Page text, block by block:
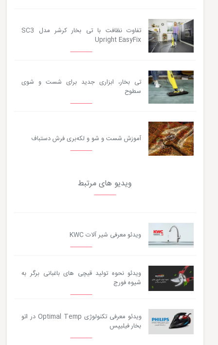
تفاوت نظافت با تی بخار کرشر مدل SC3
Upright EasyFix
تی بخار، ابزاری جدید برای شست و شوی
سطوح
آموزش شست و شو و لکه‌بری فرش دستباف
ویدیو های مرتبط
ویدئو معرفی شیر آلات KWC
ویدئو نحوه تولید قیچی های باغبانی برگر به
شیوه فورج
ویدئو معرفی تکنولوژی Optimal Temp در اتو
بخار فیلیپس